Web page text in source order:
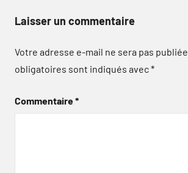
Laisser un commentaire
Votre adresse e-mail ne sera pas publiée.
obligatoires sont indiqués avec*
Commentaire*